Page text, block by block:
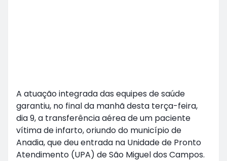
A atuação integrada das equipes de saúde
garantiu, no final da manhã desta terça-feira,
dia 9, a transferência aérea de um paciente
vítima de infarto, oriundo do município de
Anadia, que deu entrada na Unidade de Pronto
Atendimento (UPA) de São Miguel dos Campos.